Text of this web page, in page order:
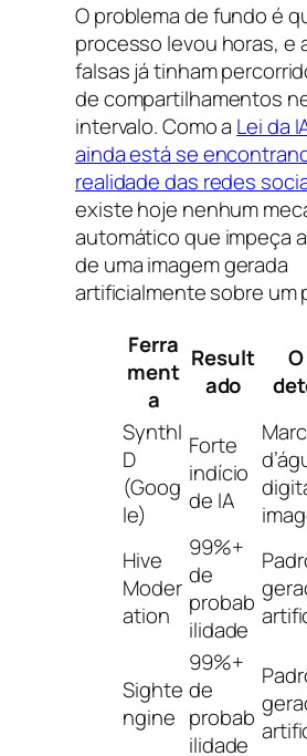
O problema de fundo é
processo levou horas, e
falsas já tinham
de compartilhamentos
intervalo. Como a Lei da
ainda está se
realidade das redes
existe hoje nenhum
automático que impeça
de uma imagem gerada
artificialmente sobre um
Ferra
ment
a
Result
ado
SynthI
D
(Goog
le)
Forte
indício
de IA
Hive
Moder
ation
99%+
de
probab
ilidade
Sighte
ngine
99%+
de
probab
ilidade